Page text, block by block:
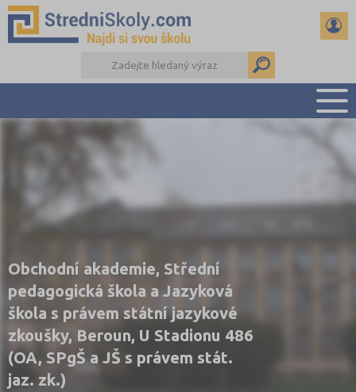
Obchodní akademie, Střední
pedagogická škola a Jazyková
škola s právem státní jazykové
zkoušky, Beroun, U Stadionu 486
(OA, SPgŠ a JŠ s právem stát.
jaz. zk.)